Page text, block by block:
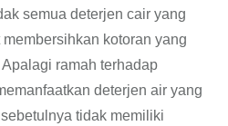
semua deterjen cair yang
kotoran yang
ramah terhadap
deterjen air yang
tidak memiliki